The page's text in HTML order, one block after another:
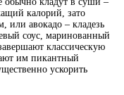
калорий, зато
или авокадо – кладезь
соус, маринованный
классическую
им пикантный
ускорить